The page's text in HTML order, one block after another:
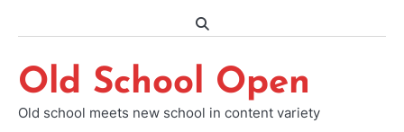
Old School Open
Old school meets new school in content variety